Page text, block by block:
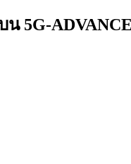
บน 5G-